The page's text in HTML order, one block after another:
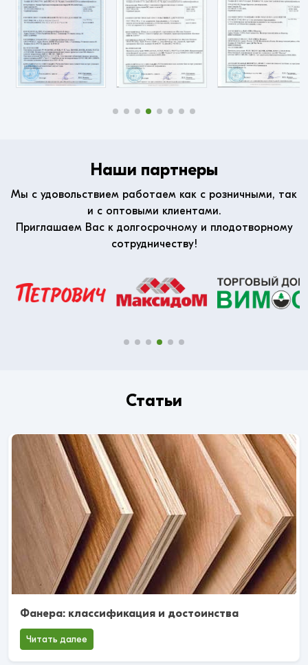
Наши партнеры
Мы с удовольствием работаем как с розничными, так
и с оптовыми клиентами.
Приглашаем Вас к долгосрочному и плодотворному
сотрудничеству!
Статьи
Фанера: классификация и достоинства
Читать далее